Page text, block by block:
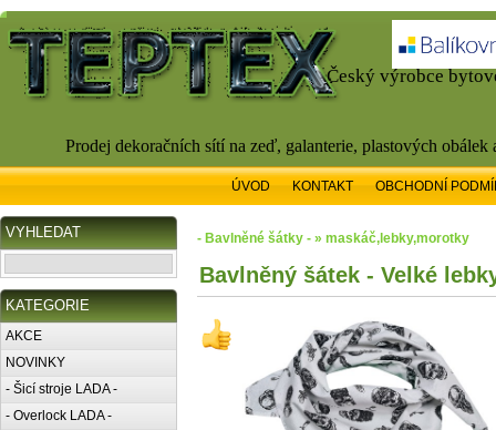
Český výrobce
Prodej dekoračních sítí na zeď, galanterie, plastových
ÚVOD KONTAKT OBCHODNÍ
VYHLEDAT
KATEGORIE
AKCE
NOVINKY
- Šicí stroje LADA -
- Overlock LADA -
- Bavlněné šátky - » maskáč,lebky,morotky
Bavlněný šátek - Velké